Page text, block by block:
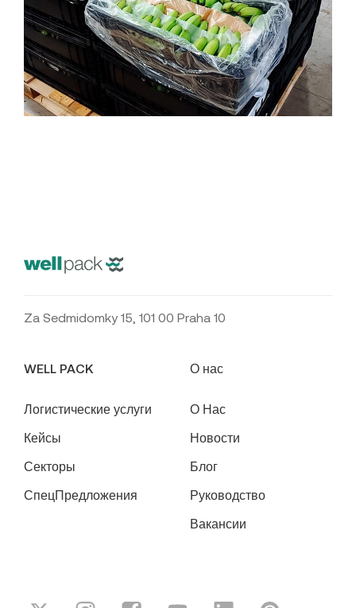
Za Sedmidomky 15, 101 00 Praha 10
WELL PACK
Логистические услуги
Кейсы
Секторы
СпецПредложения
О нас
О Нас
Новости
Блог
Руководство
Вакансии